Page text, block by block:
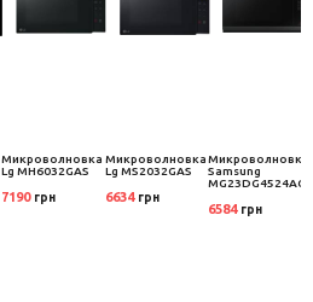
Микроволновка
Lg MH6032GAS
7190 грн
Микроволновка
Lg MS2032GAS
6634 грн
Микроволновка
Samsung
6584 грн